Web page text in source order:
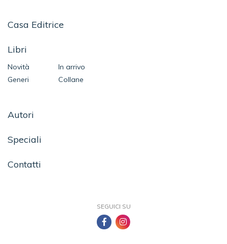
Casa Editrice
Libri
Novità
In arrivo
Generi
Collane
Autori
Speciali
Contatti
SEGUICI SU